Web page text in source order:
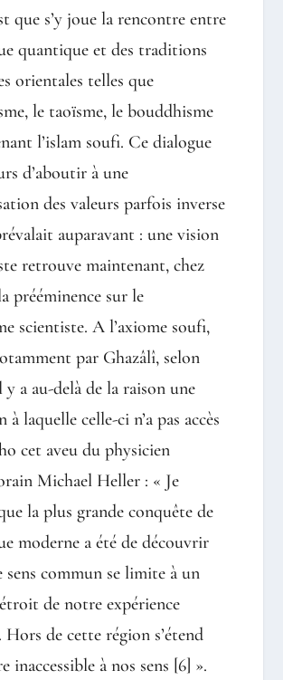
que s’y joue la rencontre entre
quantique et des traditions
orientales telles que
le taoïsme, le bouddhisme
l’islam soufi. Ce dialogue
d’aboutir à une
des valeurs parfois inverse
auparavant : une vision
retrouve maintenant, chez
prééminence sur le
scientiste. A l’axiome soufi,
par Ghazâlî, selon
a au-delà de la raison une
à laquelle celle-ci n’a pas accès
cet aveu du physicien
Michael Heller : « Je
la plus grande conquête de
moderne a été de découvrir
sens commun se limite à un
de notre expérience
de cette région s’étend
inaccessible à nos sens [6] ».